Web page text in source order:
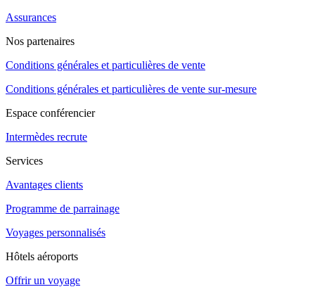
Assurances
Nos partenaires
Conditions générales et particulières de vente
Conditions générales et particulières de vente sur-mesure
Espace conférencier
Intermèdes recrute
Services
Avantages clients
Programme de parrainage
Voyages personnalisés
Hôtels aéroports
Offrir un voyage